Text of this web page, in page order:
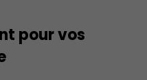
pour vos